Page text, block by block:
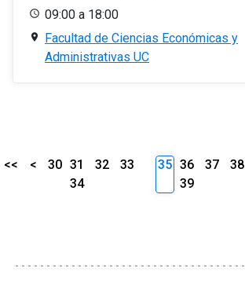
09:00 a 18:00
Facultad de Ciencias Económicas y
Administrativas UC
<< < 30 31 32
33
34
35 36 37
38
39